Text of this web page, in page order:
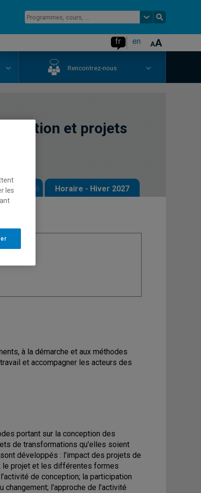
fr en
Rencontrez-nous
et projets
2026 Horaire - Hiver 2027
à la démarche et aux méthodes
et accompagner les acteurs des
portant sur la conception des
de transformations qu'elles soient
développés : l'impact des projets de
le projet et les différentes formes
de conception; la participation
changement; l'approche de l'activité
les